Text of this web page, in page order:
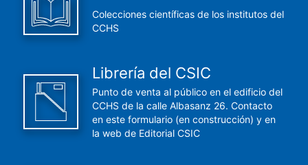
Colecciones científicas de los institutos del
CCHS
Librería del CSIC
Punto de venta al público en el edificio del
CCHS de la calle Albasanz 26. Contacto
en este formulario (en construcción) y en
la web de Editorial CSIC